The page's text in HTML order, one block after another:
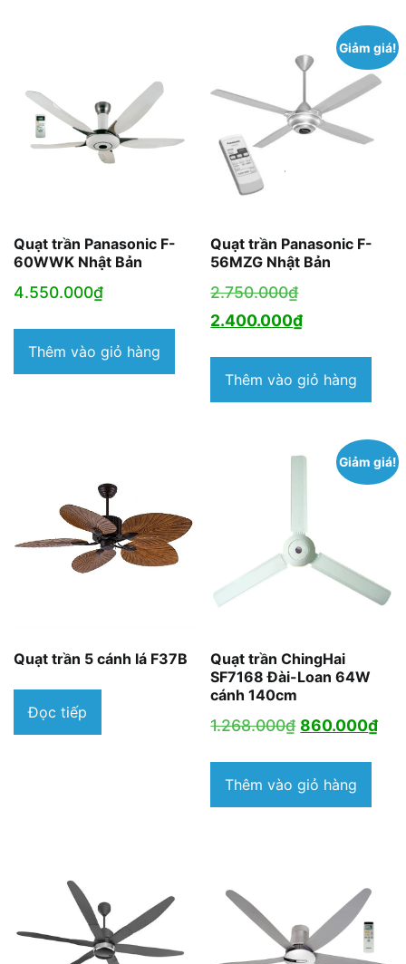
Quạt trần Panasonic F-
60WWK Nhật Bản
4.550.000₫
Thêm vào giỏ hàng
Giảm giá!
Quạt trần Panasonic F-
56MZG Nhật Bản
2.750.000₫Giá
gốc
2.750.000₫.
2.400.000₫Giá
tại
là:
Thêm vào giỏ hàng
Quạt trần 5 cánh lá F37B
Đọc tiếp
Giảm giá!
Quạt trần ChingHai
SF7168 Đài-Loan 64W
cánh 140cm
1.268.000₫ Giá
là:
1.268.000₫.
860.000₫Giá
Thêm vào giỏ hàng